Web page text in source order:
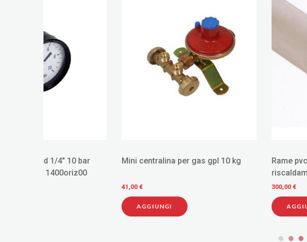
Mini centralina per gas gpl 10 kg
Rame pvc per acqua, impianti di
riscaldamento rotolo da 25